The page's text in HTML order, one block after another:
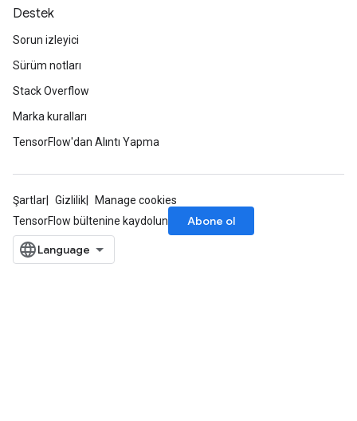
Destek
Sorun izleyici
Sürüm notları
Stack Overflow
Marka kuralları
TensorFlow'dan Alıntı Yapma
Şartlar Gizlilik
Manage cookies
TensorFlow bültenine kaydolun
Abone ol